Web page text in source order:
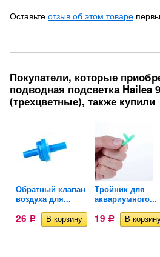
Оставьте отзыв об этом товаре
Покупатели, которые
подводная подсветка Hailea
(трехцветные), также купили
Обратный клапан
воздуха для...
26 Р
Тройник для
аквариумного...
19 Р